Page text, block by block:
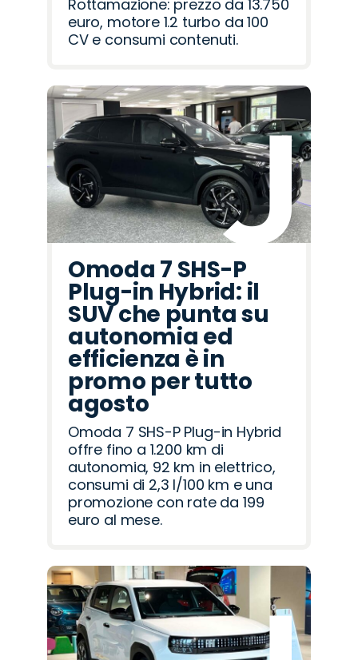
Rottamazione: prezzo da 13.750
euro, motore 1.2 turbo da 100
CV e consumi contenuti.
Omoda 7 SHS-P
Plug-in Hybrid: il
SUV che punta su
autonomia ed
efficienza è in
promo per tutto
agosto
Omoda 7 SHS-P Plug-in Hybrid
offre fino a 1.200 km di
autonomia, 92 km in elettrico,
consumi di 2,3 l/100 km e una
promozione con rate da 199
euro al mese.